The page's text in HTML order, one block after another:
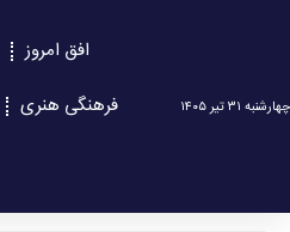
چهارشنبه ۳۱ تیر ۱۴۰۵
افق امروز
فرهنگی هنری